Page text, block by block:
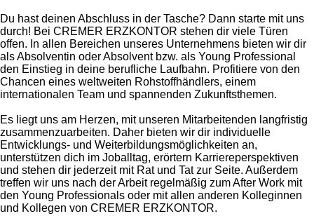
Du hast deinen Abschluss in der Tasche? Dann starte mit uns
durch! Bei CREMER ERZKONTOR stehen dir viele Türen
offen. In allen Bereichen unseres Unternehmens bieten wir dir
als Absolventin oder Absolvent bzw. als Young Professional
den Einstieg in deine berufliche Laufbahn. Profitiere von den
Chancen eines weltweiten Rohstoffhändlers, einem
internationalen Team und spannenden Zukunftsthemen.
Es liegt uns am Herzen, mit unseren Mitarbeitenden langfristig
zusammenzuarbeiten. Daher bieten wir dir individuelle
Entwicklungs- und Weiterbildungsmöglichkeiten an,
unterstützen dich im Joballtag, erörtern Karriereperspektiven
und stehen dir jederzeit mit Rat und Tat zur Seite. Außerdem
treffen wir uns nach der Arbeit regelmäßig zum After Work mit
den Young Professionals oder mit allen anderen Kolleginnen
und Kollegen von CREMER ERZKONTOR.